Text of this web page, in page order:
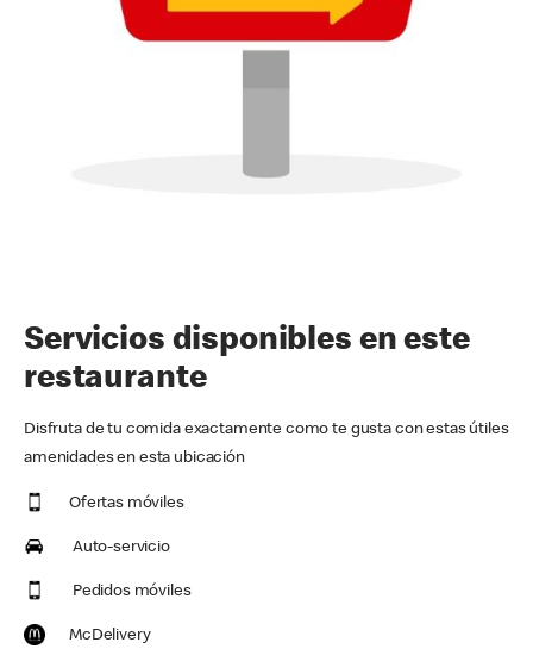
Servicios disponibles en este
restaurante
Disfruta de tu comida exactamente como te gusta con estas útiles
amenidades en esta ubicación
Ofertas móviles
Auto-servicio
Pedidos móviles
McDelivery